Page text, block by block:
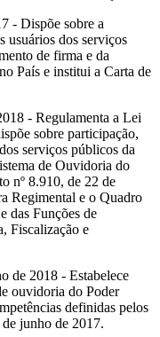
- Dispõe sobre a
usuários dos serviços
de firma e da
País e institui a Carta de
- Regulamenta a Lei
sobre participação,
serviços públicos da
de Ouvidoria do
nº 8.910, de 22 de
Regimental e o Quadro
das Funções de
Fiscalização e
de 2018 - Estabelece
ouvidoria do Poder
definidas pelos
junho de 2017.